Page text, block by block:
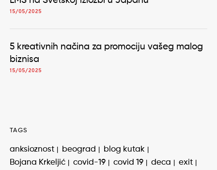
15/05/2025
5 kreativnih načina za promociju vašeg malog
biznisa
15/05/2025
TAGS
anksioznost beograd
blog kutak
Bojana Krkeljić
covid-19 covid 19 deca
exit